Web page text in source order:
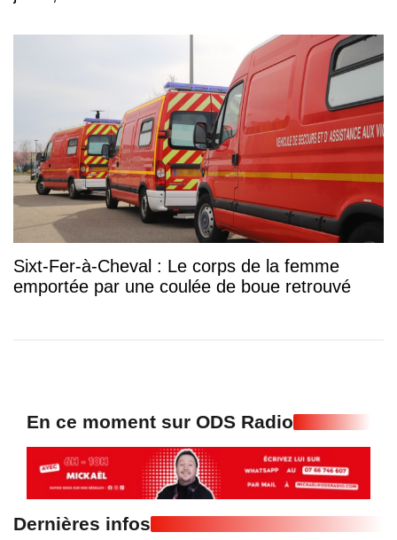
Sixt-Fer-à-Cheval : Le corps de la femme
emportée par une coulée de boue retrouvé
En ce moment sur ODS Radio
Dernières infos